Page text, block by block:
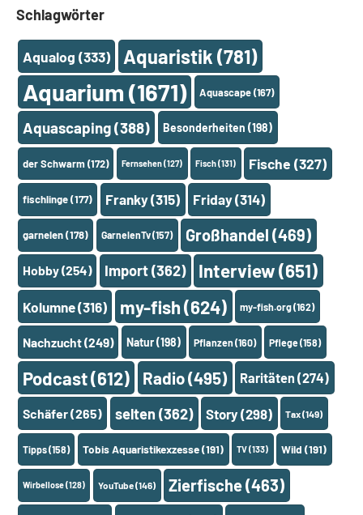
Schlagwörter
Aqualog (333) Aquaristik (781)
Aquarium (1671) Aquascape(167)
Aquascaping(388) Besonderheiten (198)
der Schwarm(172) Fernsehen(127) Fisch(131) Fische (327)
fischlinge(177) Franky(315) Friday(314)
garnelen(178) GarnelenTv(157) Großhandel (469)
Hobby(254) Import(362) Interview(651)
Kolumne(316) my-fish(624) my-fish.org(162)
Nachzucht(249) Natur(198) Pflanzen(160) Pflege(158)
Podcast(612) Radio(495) Raritäten (274)
Schäfer(265) selten (362) Story (298) Tax(149)
Tipps(158) Tobis Aquaristikexzesse(191) TV(133) Wild (191)
Wirbellose(128) YouTube(146) Zierfische(463)